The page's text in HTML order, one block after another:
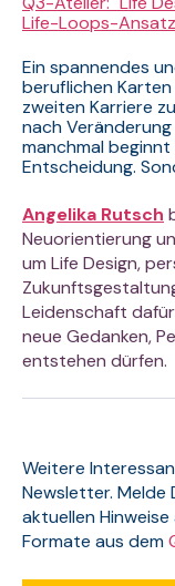
Life-Loops-
Ein spannendes
beruflichen Karten
zweiten Karriere
nach Veränderung
manchmal
Entscheidung.
Angelika Rutsch
Neuorientierung
um Life Design,
Leidenschaft
neue Gedanken,
entstehen dürfen.
Weitere
Newsletter. Melde
aktuellen
Formate aus dem